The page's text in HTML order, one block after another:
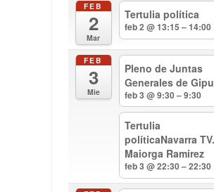
FEB
2
Mar
Tertulia política
feb 2 @ 13:15 – 14:00
FEB
3
Mie
Pleno de Juntas
Generales de
feb 3 @ 9:30 – 9:30
Tertulia
políticaNavarra TV.
Maiorga Ramirez
feb 3 @ 22:30 – 22:30